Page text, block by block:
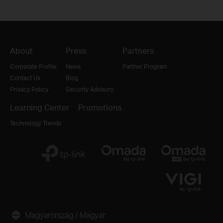
About
Corporate Profile
Contact Us
Privacy Policy
Press
News
Blog
Security Advisory
Partners
Partner Program
Learning Center
Technology Trends
Promotions
Magyarország / Magyar